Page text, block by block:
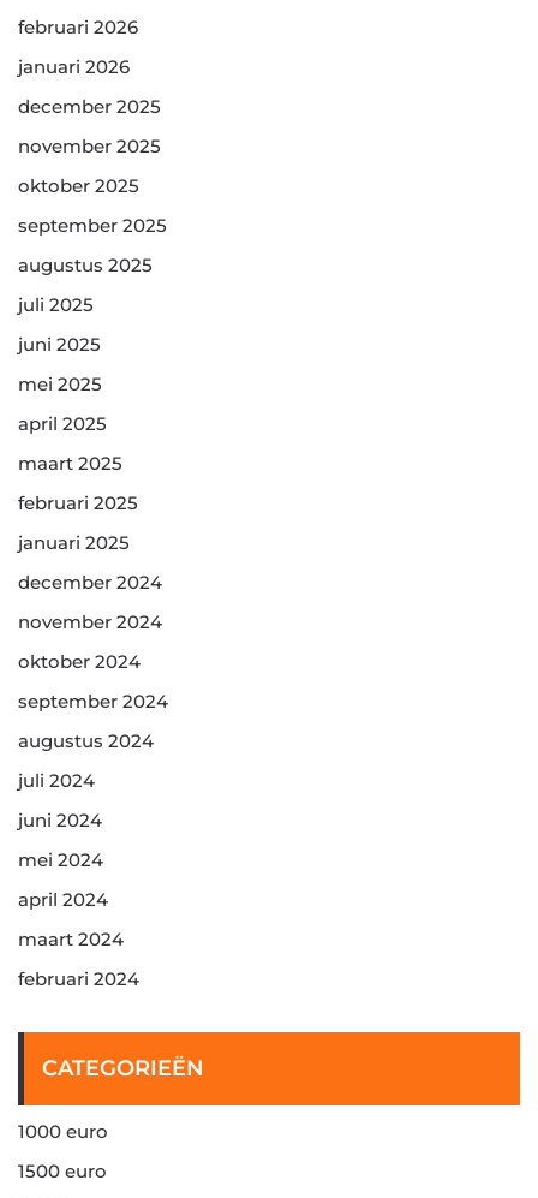
februari 2026
januari 2026
december 2025
november 2025
oktober 2025
september 2025
augustus 2025
juli 2025
juni 2025
mei 2025
april 2025
maart 2025
februari 2025
januari 2025
december 2024
november 2024
oktober 2024
september 2024
augustus 2024
juli 2024
juni 2024
mei 2024
april 2024
maart 2024
februari 2024
CATEGORIEËN
1000 euro
1500 euro